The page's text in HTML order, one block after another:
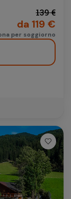
139 €
da 119 €
per soggiorno